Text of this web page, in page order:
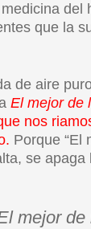
del
que la
de aire
El mejor de
nos
Porque “El
se apaga
mejor de